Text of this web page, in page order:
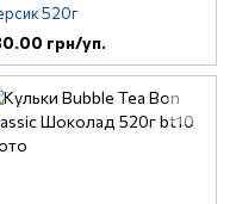
520г
грн/уп.